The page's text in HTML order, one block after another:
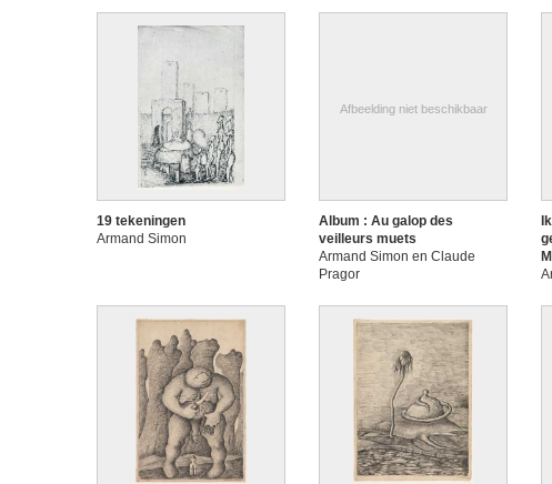
19 tekeningen
Armand Simon
Afbeelding niet beschikbaar
Album : Au galop des
veilleurs muets
Armand Simon en Claude
Pragor